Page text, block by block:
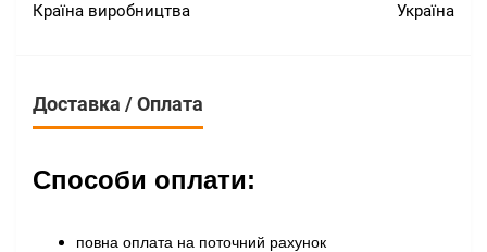
Країна виробництва
Україна
Доставка / Оплата
Способи оплати:
повна оплата на поточний рахунок